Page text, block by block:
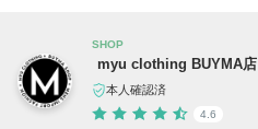
SHOP
myu clothing BUYMA店
本人確認済
4.6